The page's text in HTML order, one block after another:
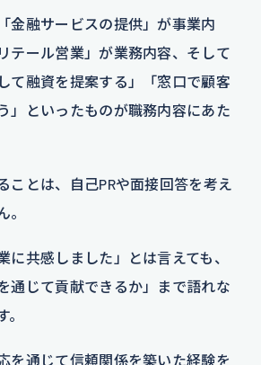
金融サービスの提供」が事業内
テール営業」が業務内容、そして
て融資を提案する」「窓口で顧客
」といったものが職務内容にあた
ことは、自己PRや面接回答を考え
。
に共感しました」とは言えても、
通じて貢献できるか」まで語れな
を通じて信頼関係を築いた経験を